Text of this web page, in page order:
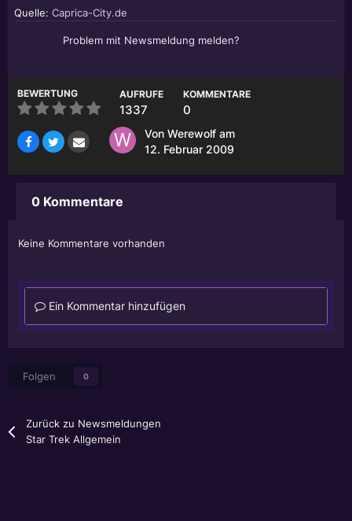
Quelle: Caprica-City.de
Problem mit Newsmeldung melden?
BEWERTUNG AUFRUFE
1337
KOMMENTARE
0
Von Werewolf am
12. Februar 2009
0 Kommentare
Keine Kommentare vorhanden
Ein Kommentar hinzufügen
Folgen 0
Zurück zu Newsmeldungen
Star Trek Allgemein